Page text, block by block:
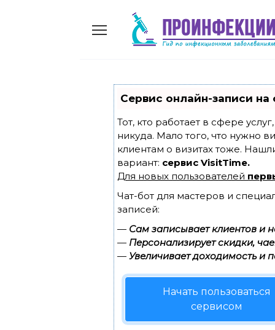
Сервис онлайн-записи
Тот, кто работает в сфере
никуда. Мало того, что нужно
клиентам о визитах тоже.
вариант: сервис VisitTime.
Для новых пользователей
Чат-бот для мастеров и
записей:
— Сам записывает клиентов и
— Персонализирует скидки,
— Увеличивает доходимость и
Начать пользоваться
сервисом